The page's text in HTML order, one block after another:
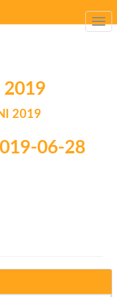
2019
2019
06-28